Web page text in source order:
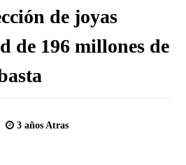
de joyas
de 196 millones de
3 años Atras